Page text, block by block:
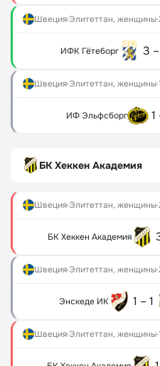
Швеция Элитеттан, женщины
ИФК Гётеборг 3 –
Швеция Элитеттан, женщины
ИФ Эльфсборг 1
БК Хеккен Академия
Швеция Элитеттан, женщины
БК Хеккен Академия
Швеция Элитеттан, женщины
Энскеде ИК 1 – 1
Швеция Элитеттан, женщины